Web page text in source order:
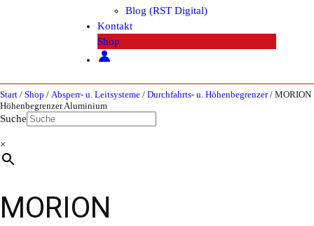
Blog (RST Digital)
Kontakt
Shop
Start / Shop / Absperr- u. Leitsysteme / Durchfahrts- u. Höhenbegrenzer/ MORION
Höhenbegrenzer Aluminium
Suche
×
MORION